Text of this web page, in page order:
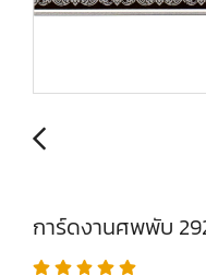
การ์ดงานศพพับ